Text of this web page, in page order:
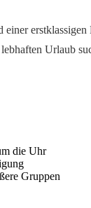
Urlaub
die Uhr
Gruppen